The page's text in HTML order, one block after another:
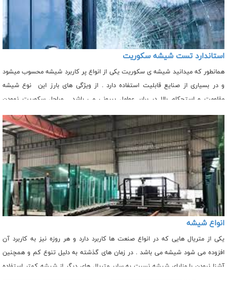
استاندارد تست شیشه سکوریت
همانطور که میدانید شیشه ی سکوریت یکی از انواع پر کاربرد شیشه محسوب میشود
و در بسیاری از صنایع قابلیت استفاده دارد . از ویژگی های بارز این نوع شیشه
مقاومت و استحکام بالا در برابر عوامل بیرونی می باشد . مراحل سکوریت نمودن
شیشه، عملیاتی بر پایه حرارت دهی است که بر روی انواع شیشه از جمله شیشه های
معمولی، رفلکس، رنگی و لعاب خورده قابل انجام می باشد. این نوع از شیشه مقاومت
بسیار بالایی تا حدود ۵ برابر نسبت به شیشه های معمولی دارد. از ویژگی های مهم و
بارز این نوع شیشه که باعث وجه تمایز آن با سایز شیشه ها شده است می توان به
موارد زیر اشاره کرد :
انواع شیشه
یکی از متریال هایی که در انواع صنعت ها کاربرد دارد و هر روزه نیز به کاربرد آن
افزوده می شود شیشه می باشد . در زمان های گذشته به دلیل تنوع کم و همچنین
آشنا نبودن با مزایای شیشه نسبت به سایر متریال های دیگر از شیشه کمتر استفاده